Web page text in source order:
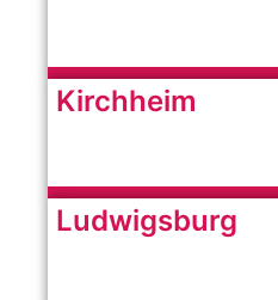
Kirchheim
Ludwigsburg